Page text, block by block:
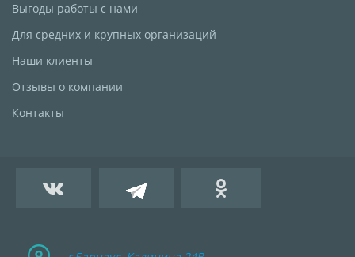
Выгоды работы с нами
Для средних и крупных организаций
Наши клиенты
Отзывы о компании
Контакты